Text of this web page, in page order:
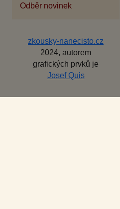
Odběr novinek
zkousky-nanecisto.cz
2024, autorem
grafických prvků je
Josef Quis